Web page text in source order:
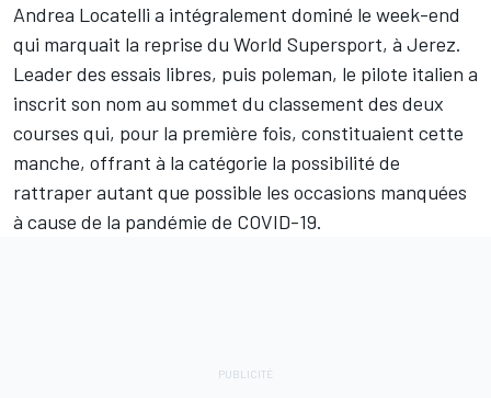
Andrea Locatelli a intégralement dominé le week-end
qui marquait la reprise du World Supersport, à Jerez.
Leader des essais libres, puis poleman, le pilote italien a
inscrit son nom au sommet du classement des deux
courses qui, pour la première fois, constituaient cette
manche, offrant à la catégorie la possibilité de
rattraper autant que possible les occasions manquées
à cause de la pandémie de COVID-19.